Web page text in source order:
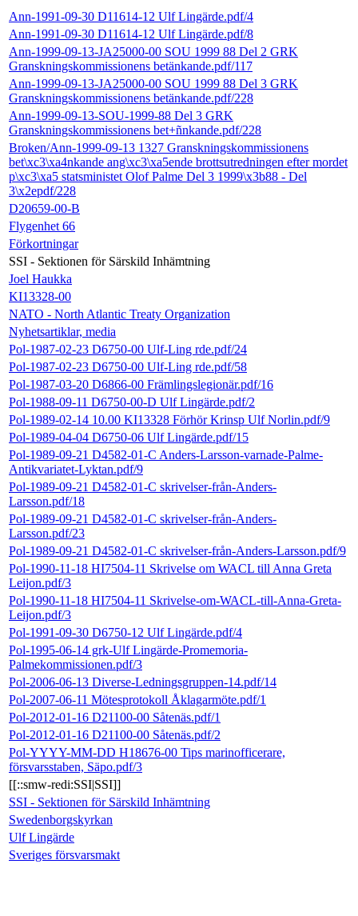
Ann-1991-09-30 D11614-12 Ulf Lingärde.pdf/4
Ann-1991-09-30 D11614-12 Ulf Lingärde.pdf/8
Ann-1999-09-13-JA25000-00 SOU 1999 88 Del 2 GRK
Granskningskommissionens betänkande.pdf/117
Ann-1999-09-13-JA25000-00 SOU 1999 88 Del 3 GRK
Granskningskommissionens betänkande.pdf/228
Ann-1999-09-13-SOU-1999-88 Del 3 GRK
Granskningskommissionens bet+ñnkande.pdf/228
Broken/Ann-1999-09-13 1327 Granskningskommissionens
bet\xc3\xa4nkande ang\xc3\xa5ende brottsutredningen efter mordet
p\xc3\xa5 statsministet Olof Palme Del 3 1999\x3b88 - Del
3\x2epdf/228
D20659-00-B
Flygenhet 66
Förkortningar
SSI - Sektionen för Särskild Inhämtning
Joel Haukka
KI13328-00
NATO - North Atlantic Treaty Organization
Nyhetsartiklar, media
Pol-1987-02-23 D6750-00 Ulf-Ling rde.pdf/24
Pol-1987-02-23 D6750-00 Ulf-Ling rde.pdf/58
Pol-1987-03-20 D6866-00 Främlingslegionär.pdf/16
Pol-1988-09-11 D6750-00-D Ulf Lingärde.pdf/2
Pol-1989-02-14 10.00 KI13328 Förhör Krinsp Ulf Norlin.pdf/9
Pol-1989-04-04 D6750-06 Ulf Lingärde.pdf/15
Pol-1989-09-21 D4582-01-C Anders-Larsson-varnade-Palme-
Antikvariatet-Lyktan.pdf/9
Pol-1989-09-21 D4582-01-C skrivelser-från-Anders-
Larsson.pdf/18
Pol-1989-09-21 D4582-01-C skrivelser-från-Anders-
Larsson.pdf/23
Pol-1989-09-21 D4582-01-C skrivelser-från-Anders-Larsson.pdf/9
Pol-1990-11-18 HI7504-11 Skrivelse om WACL till Anna Greta
Leijon.pdf/3
Pol-1990-11-18 HI7504-11 Skrivelse-om-WACL-till-Anna-Greta-
Leijon.pdf/3
Pol-1991-09-30 D6750-12 Ulf Lingärde.pdf/4
Pol-1995-06-14 grk-Ulf Lingärde-Promemoria-
Palmekommissionen.pdf/3
Pol-2006-06-13 Diverse-Ledningsgruppen-14.pdf/14
Pol-2007-06-11 Mötesprotokoll Åklagarmöte.pdf/1
Pol-2012-01-16 D21100-00 Såtenäs.pdf/1
Pol-2012-01-16 D21100-00 Såtenäs.pdf/2
Pol-YYYY-MM-DD H18676-00 Tips marinofficerare,
försvarsstaben, Säpo.pdf/3
[[::smw-redi:SSI|SSI]]
SSI - Sektionen för Särskild Inhämtning
Swedenborgskyrkan
Ulf Lingärde
Sveriges försvarsmakt